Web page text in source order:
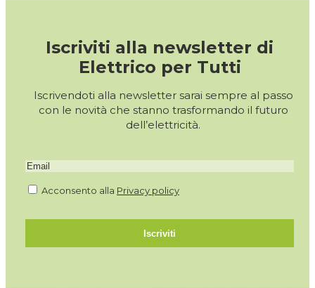
Iscriviti alla newsletter di
Elettrico per Tutti
Iscrivendoti alla newsletter sarai sempre al passo
con le novità che stanno trasformando il futuro
dell’elettricità.
Acconsento alla Privacy policy
Iscriviti